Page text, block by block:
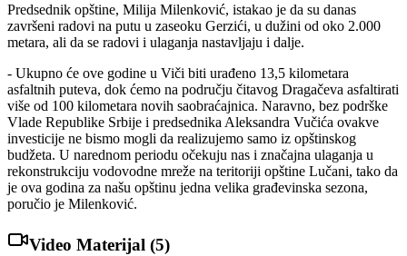
Predsednik opštine, Milija Milenković, istakao je da su danas
završeni radovi na putu u zaseoku Gerzići, u dužini od oko 2.000
metara, ali da se radovi i ulaganja nastavljaju i dalje.
- Ukupno će ove godine u Viči biti urađeno 13,5 kilometara
asfaltnih puteva, dok ćemo na području čitavog Dragačeva asfaltirati
više od 100 kilometara novih saobraćajnica. Naravno, bez podrške
Vlade Republike Srbije i predsednika Aleksandra Vučića ovakve
investicije ne bismo mogli da realizujemo samo iz opštinskog
budžeta. U narednom periodu očekuju nas i značajna ulaganja u
rekonstrukciju vodovodne mreže na teritoriji opštine Lučani, tako da
je ova godina za našu opštinu jedna velika građevinska sezona,
poručio je Milenković.
Video Materijal (5)